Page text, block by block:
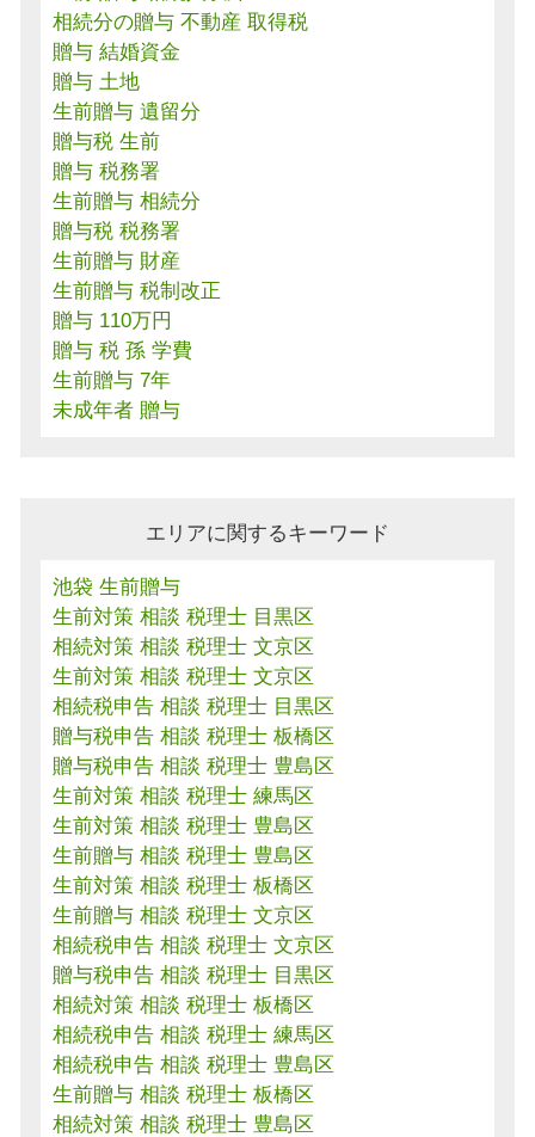
相続分の贈与 不動産 取得税
贈与 結婚資金
贈与 土地
生前贈与 遺留分
贈与税 生前
贈与 税務署
生前贈与 相続分
贈与税 税務署
生前贈与 財産
生前贈与 税制改正
贈与 110万円
贈与 税 孫 学費
生前贈与 7年
未成年者 贈与
エリアに関するキーワード
池袋 生前贈与
生前対策 相談 税理士 目黒区
相続対策 相談 税理士 文京区
生前対策 相談 税理士 文京区
相続税申告 相談 税理士 目黒区
贈与税申告 相談 税理士 板橋区
贈与税申告 相談 税理士 豊島区
生前対策 相談 税理士 練馬区
生前対策 相談 税理士 豊島区
生前贈与 相談 税理士 豊島区
生前対策 相談 税理士 板橋区
生前贈与 相談 税理士 文京区
相続税申告 相談 税理士 文京区
贈与税申告 相談 税理士 目黒区
相続対策 相談 税理士 板橋区
相続税申告 相談 税理士 練馬区
相続税申告 相談 税理士 豊島区
生前贈与 相談 税理士 板橋区
相続対策 相談 税理士 豊島区